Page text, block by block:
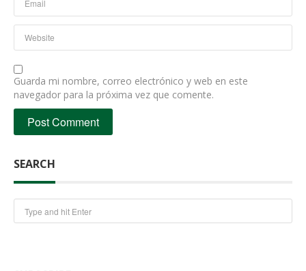
Guarda mi nombre, correo electrónico y web en este
navegador para la próxima vez que comente.
SEARCH